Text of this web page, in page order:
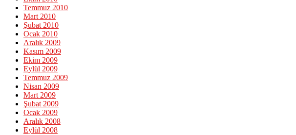
Temmuz 2010
Mart 2010
Şubat 2010
Ocak 2010
Aralık 2009
Kasım 2009
Ekim 2009
Eylül 2009
Temmuz 2009
Nisan 2009
Mart 2009
Şubat 2009
Ocak 2009
Aralık 2008
Eylül 2008